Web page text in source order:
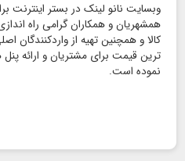
وبسایت نانو لینک در بستر اینترنت
همشهریان و همکاران گرامی راه
کالا و همچنین تهیه از واردکنندگان
ترین قیمت برای مشتریان و ارائه
نموده است.